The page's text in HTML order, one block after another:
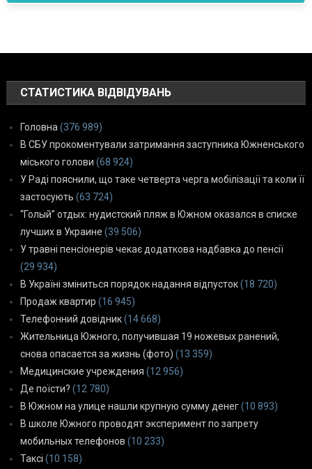
СТАТИСТИКА ВІДВІДУВАНЬ
Головна (376 989)
В СБУ прокоментували затримання заступника Южненського
міського голови (68 924)
У Раді пояснили, що таке четверта черга мобілізації та коли її
застосують (63 724)
“Голый” отдых: нудистский пляж в Южном оказался в списке
лучших в Украине (39 506)
У травні пенсіонерів чекає додаткова надбавка до пенсії
(29 934)
В Україні зміниться порядок надання відпусток(18 720)
Продаж квартир (16 945)
Телефонний довідник(14 668)
Жительница Южного, получившая 19 ножевых ранений,
снова опасается за жизнь (фото) (13 359)
Медицинские учреждения (12 956)
Де поїсти? (12 780)
В Южном на улице нашли крупную сумму денег(10 893)
В школе Южного проводят эксперимент по запрету
мобильных телефонов (10 233)
Таксі (10 158)